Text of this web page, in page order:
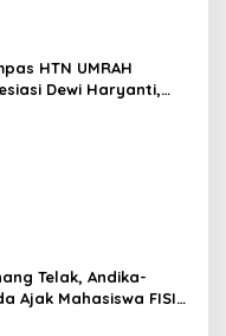
HTN UMRAH
Dewi Haryanti,
Telak, Andika-
Ajak Mahasiswa FISIP